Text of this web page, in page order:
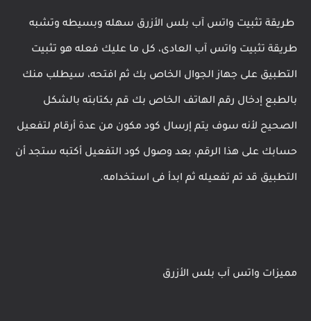
طريقة تثبيت واتس آب بلس الأزرق سهله وبسيطه وتشبه
طريقة تثبيت واتس آب العادى، كل ما عليك فعله هو تثبيت
التطبيق على جهاز الجوال الخاص بك ثم افتحه، سيطلب منك
بالطبع إدخال رقم الهاتف الخاص بك قم بكتابته بالشكل
الصحيح لأنه سوف يتم إرسال كود مكون من عدة أرقام لتفعيل
حسابك على هذا الرقم، بعد وصول كود التفعيل أكتبه ستجد أن
التطبيق قد تم تفعيله ثم ابدأ فى استخدامه.
مميزات واتس آب بلس الأزرق